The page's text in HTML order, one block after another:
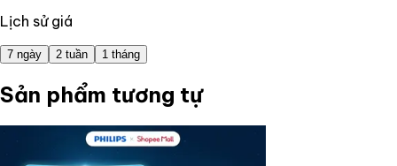
Lịch sử giá
7 ngày 2 tuần 1 tháng
Sản phẩm tương tự